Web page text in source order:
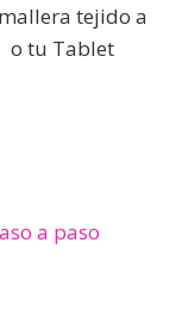
tejido a
o tu Tablet